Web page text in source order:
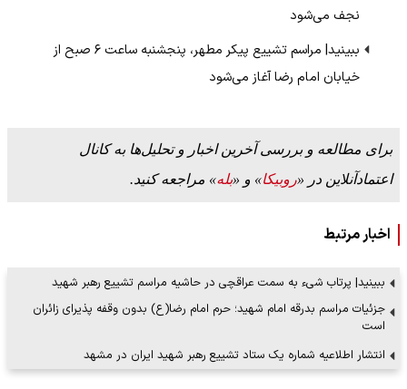
نجف می‌شود
ببینید| مراسم تشییع پیکر مطهر، پنجشنبه ساعت ۶ صبح از
خیابان امام رضا آغاز می‌شود
برای مطالعه و بررسی آخرین اخبار و تحلیل‌ها به کانال
اعتمادآنلاین در «روبیکا» و «بله» مراجعه کنید.
اخبار مرتبط
ببینید| پرتاب شیء به سمت عراقچی در حاشیه مراسم تشییع رهبر شهید
جزئیات مراسم بدرقه امام شهید؛ حرم امام رضا(ع) بدون وقفه پذیرای زائران
است
انتشار اطلاعیه شماره یک ستاد تشییع رهبر شهید ایران در مشهد